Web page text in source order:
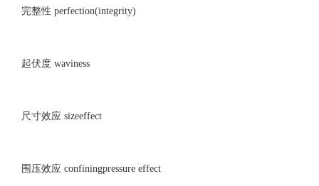
完整性 perfection(integrity)
起伏度 waviness
尺寸效应 sizeeffect
围压效应 confiningpressure effect